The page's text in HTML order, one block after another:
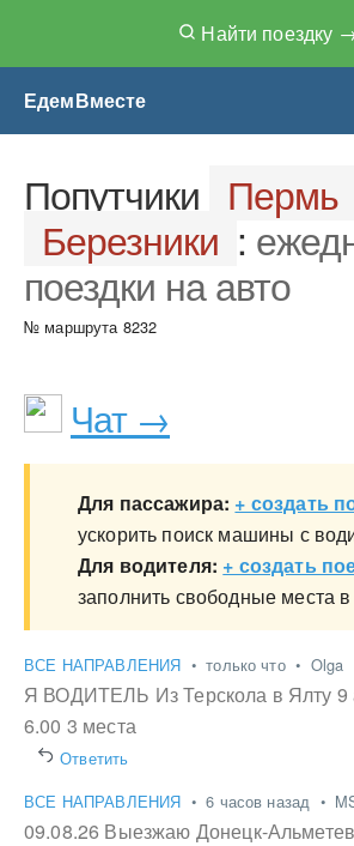
Найти поездку
ЕдемВместе
Попутчики Пермь
Березники :
поездки на авто
№ маршрута 8232
Чат →
Для пассажира: + создать
ускорить поиск машины с
Для водителя: + создать
заполнить свободные места
ВСЕ НАПРАВЛЕНИЯ • только что • Olga
Я ВОДИТЕЛЬ Из Терскола в Ялту 9
6.00 3 места
Ответить
ВСЕ НАПРАВЛЕНИЯ • 6 часов назад •
09.08.26 Выезжаю Донецк-